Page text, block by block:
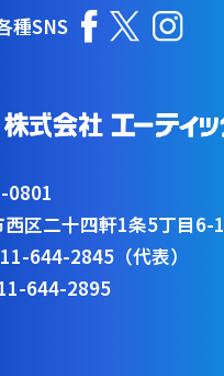
種SNS
0801
西区二十四軒1条5丁目6-1
644-2845（代表）
644-2895